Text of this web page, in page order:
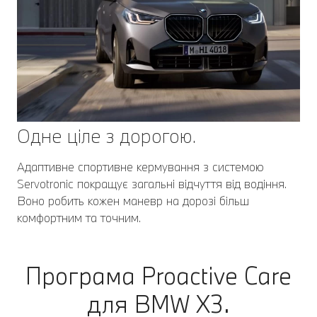
Одне ціле з дорогою.
Адаптивне спортивне кермування з системою
Servotronic покращує загальні відчуття від водіння.
Воно робить кожен маневр на дорозі більш
комфортним та точним.
Програма Proactive Care
для BMW X3.